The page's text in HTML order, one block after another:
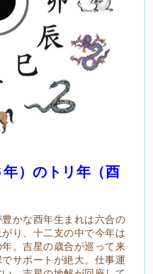
年）のトリ年（酉
かな酉年生まれは六合の
り、十二支の中で今年は
。吉星の歳合が巡って来
サポートが絶大。仕事運